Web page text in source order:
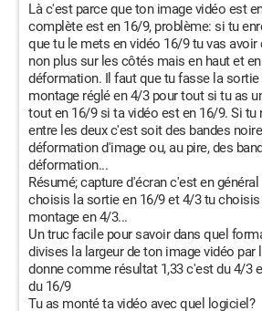
Là c'est parce que ton image vidéo est
complète est en 16/9, problème: si tu
que tu le mets en vidéo 16/9 tu vas avoir
non plus sur les côtés mais en haut et
déformation. Il faut que tu fasse la
montage réglé en 4/3 pour tout si tu as
tout en 16/9 si ta vidéo est en 16/9. Si tu
entre les deux c'est soit des bandes
déformation d'image ou, au pire, des
déformation...
Résumé; capture d'écran c'est en
choisis la sortie en 16/9 et 4/3 tu
montage en 4/3...
Un truc facile pour savoir dans quel
divises la largeur de ton image vidéo par
donne comme résultat 1,33 c'est du 4/3
du 16/9
Tu as monté ta vidéo avec quel logiciel?